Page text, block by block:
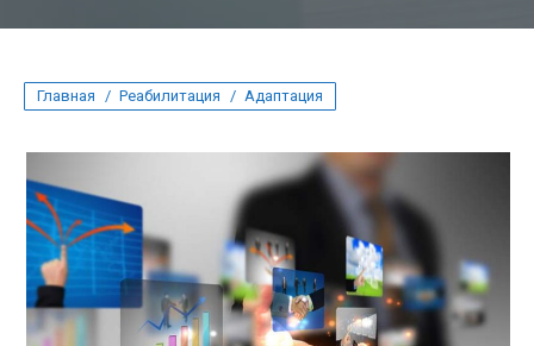
Вы здесь:
Главная Реабилитация Адаптация